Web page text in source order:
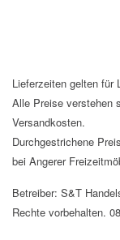
Lieferzeiten gelten für
Alle Preise verstehen
Versandkosten.
Durchgestrichene
bei Angerer
Betreiber: S&T
Rechte vorbehalten.